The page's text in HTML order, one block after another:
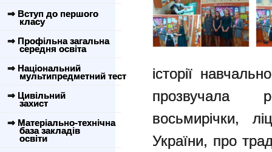
⇒ Вступ до першого
класу
⇒ Профільна загальна
середня освіта
⇒ Національний
мультипредметний тест
⇒ Цивільний
захист
⇒ Матеріально-технічна
база закладів
освіти
історії
прозвучала
восьмирічки,
України, про